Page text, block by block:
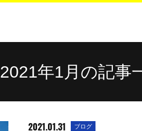
2021年1月の記事
2021.01.31 ブログ